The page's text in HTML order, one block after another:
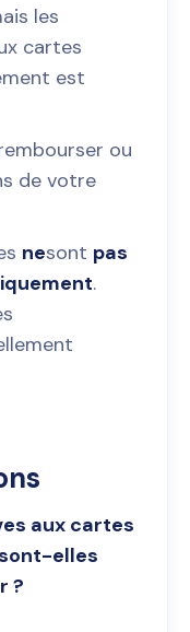
les
cartes
est
ou
de votre
nesont pas
.
aux cartes
elles
?